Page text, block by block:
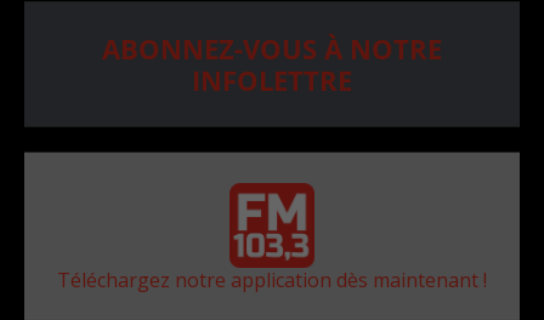
ABONNEZ-VOUS À NOTRE
INFOLETTRE
Téléchargez notre application dès maintenant !